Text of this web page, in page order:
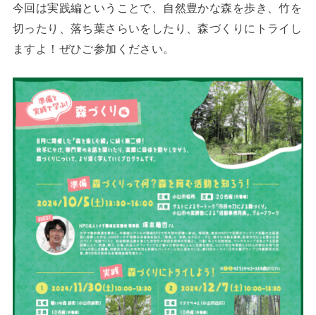
今回は実践編ということで、自然豊かな森を歩き、竹を
切ったり、落ち葉さらいをしたり、森づくりにトライし
ますよ！ぜひご参加ください。